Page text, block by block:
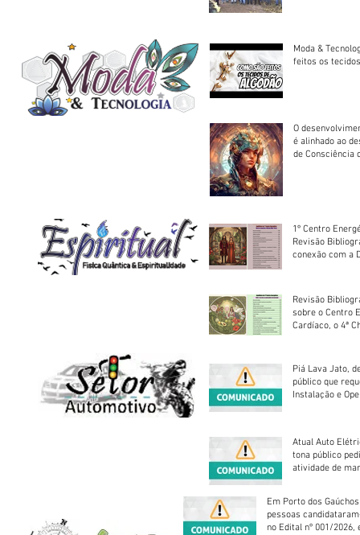
Moda &
feitos os
O
é alinhado ao
de Consciência
1º Centro
Revisão
conexão com a
Revisão
sobre o Centro
Cardíaco, o 4ª
Piá Lava Jato,
público que
Instalação e
Atual Auto
tona público
atividade de
Em Porto dos
pessoas
no Edital nº 001/2026,